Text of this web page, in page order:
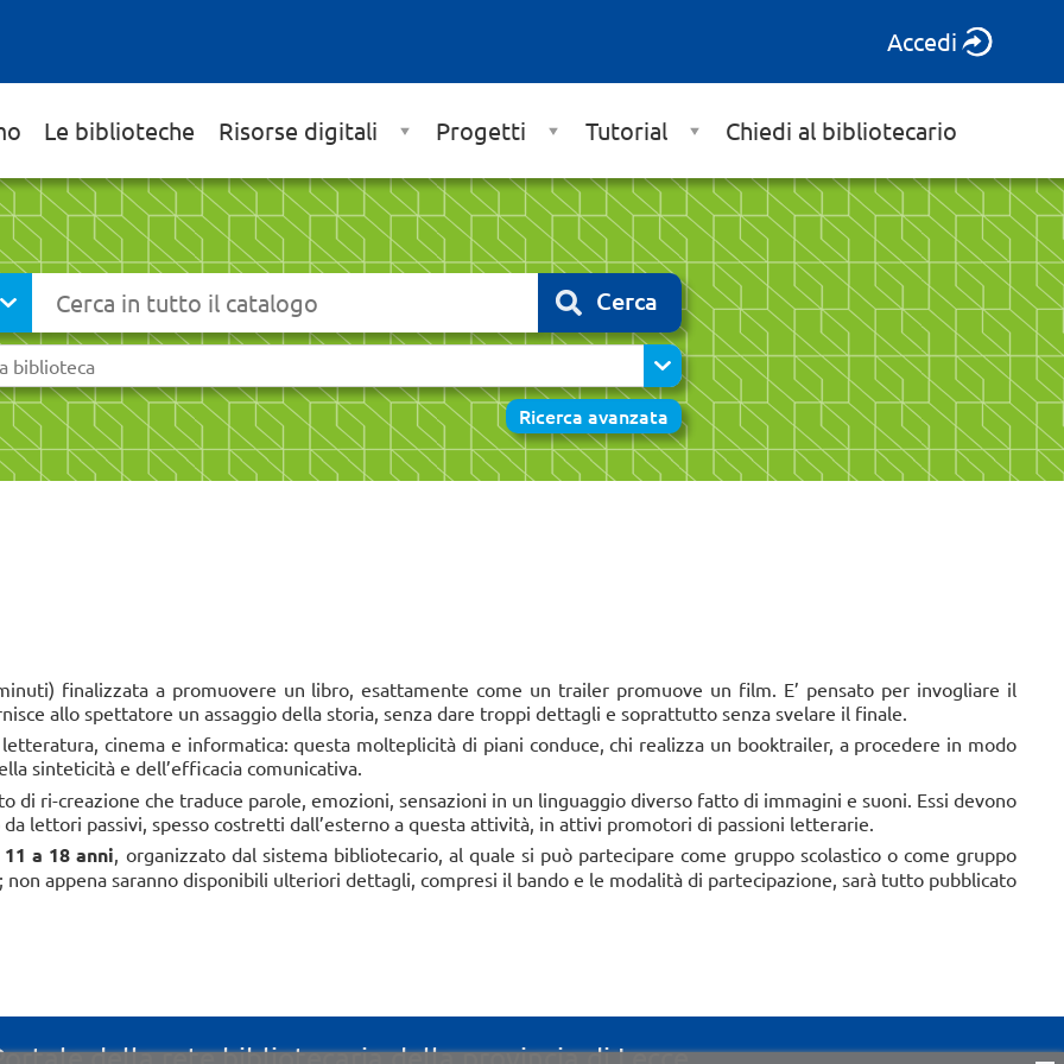
Accedi
Le biblioteche Risorse digitali Progetti Tutorial Chiedi al bibliotecario
Cerca
Ricerca avanzata
finalizzata a promuovere un libro, esattamente come un trailer promuove un film. E’ pensato per invogliare il
allo spettatore un assaggio della storia, senza dare troppi dettagli e soprattutto senza svelare il finale.
cinema e informatica: questa molteplicità di piani conduce, chi realizza un booktrailer, a procedere in modo
sinteticità e dell’efficacia comunicativa.
di ri-creazione che traduce parole, emozioni, sensazioni in un linguaggio diverso fatto di immagini e suoni. Essi devono
lettori passivi, spesso costretti dall’esterno a questa attività, in attivi promotori di passioni letterarie.
a 18 anni , organizzato dal sistema bibliotecario, al quale si può partecipare come gruppo scolastico o come gruppo
appena saranno disponibili ulteriori dettagli, compresi il bando e le modalità di partecipazione, sarà tutto pubblicato